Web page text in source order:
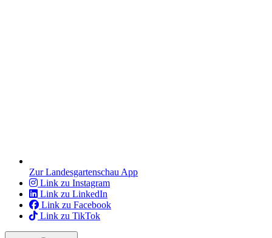
Zur Landesgartenschau App
Link zu Instagram
Link zu LinkedIn
Link zu Facebook
Link zu TikTok